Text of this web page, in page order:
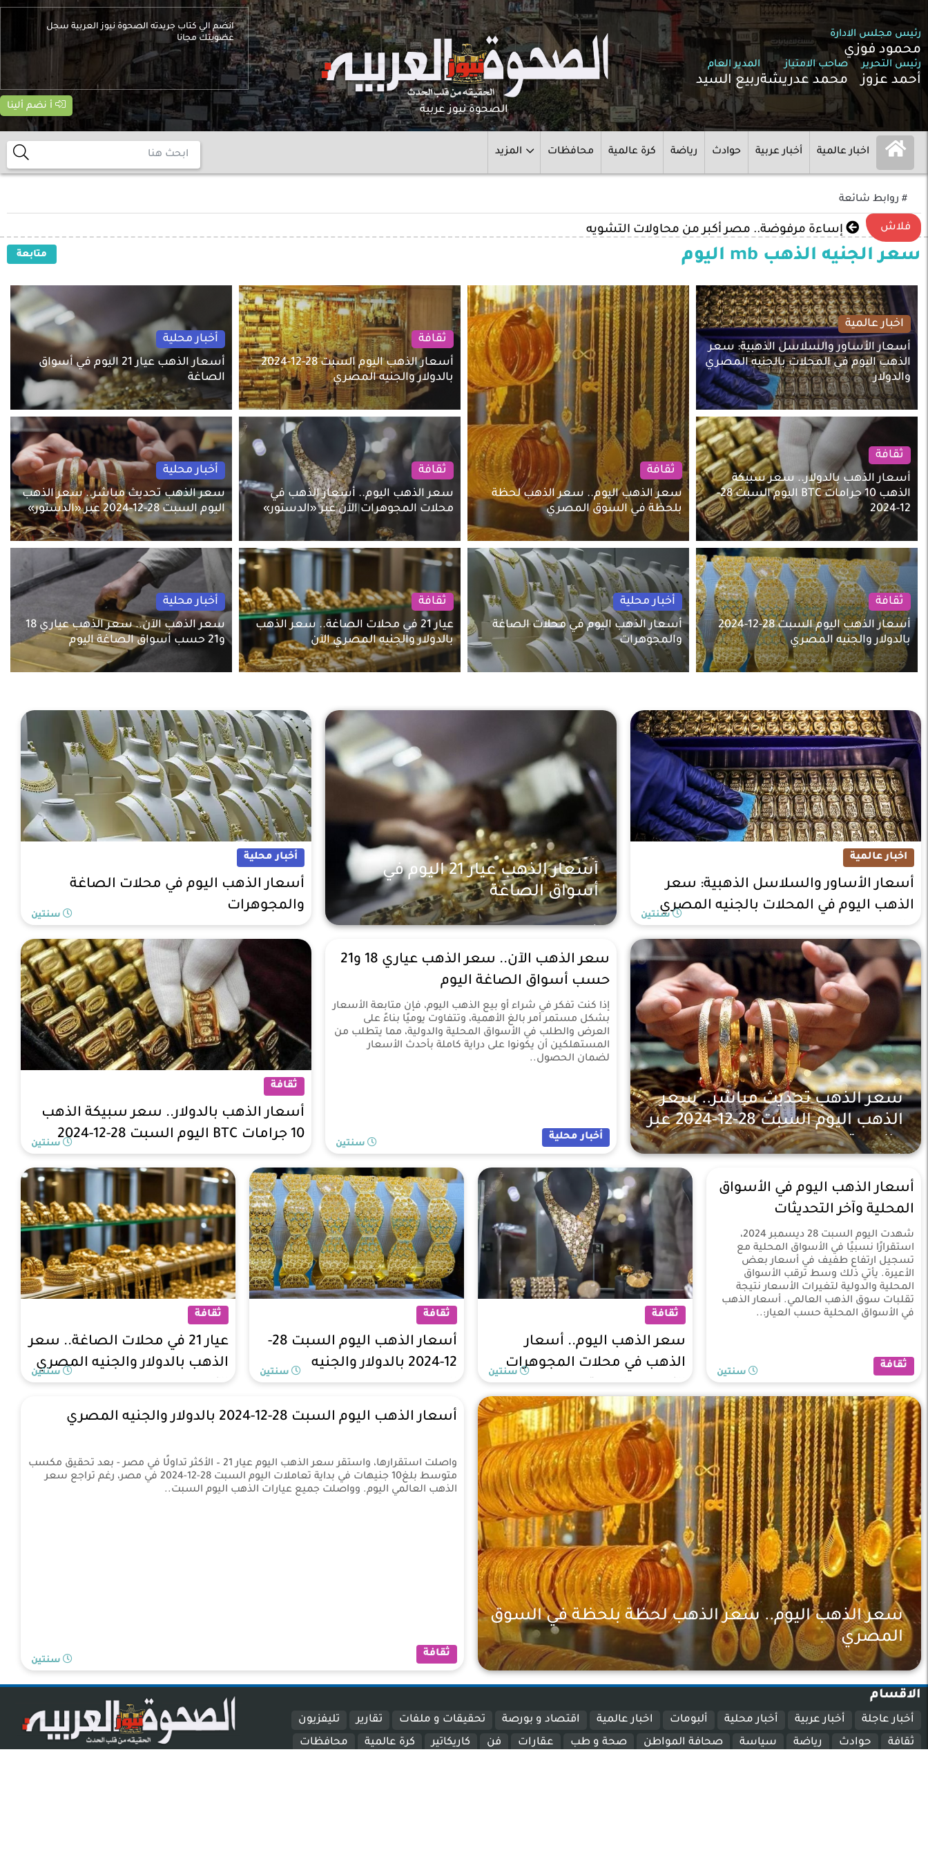
رئيس مجلس الادارة
محمود فوزي
رئيس التحرير
أحمد عزوز
صاحب الامتياز
محمد عدريشة
المدير العام
ربيع السيد
الصحوة نيوز عربية
انضم الي كتاب جريدته الصحوة نيوز العربية سجل
عضويتك مجانا
أ نضم ألينا
اخبار عالمية أخبار عربية حوادث رياضة كرة عالمية محافظات المزيد
# روابط شائعة
فلاش إساءة مرفوضة.. مصر أكبر من محاولات التشويه
سعر الجنيه الذهب mb اليوم متابعة
اخبار عالمية
أسعار الأساور والسلاسل الذهبية: سعر
الذهب اليوم في المحلات بالجنيه المصري
والدولار
ثقافة
أسعار الذهب بالدولار.. سعر سبيكة
الذهب 10 جرامات BTC اليوم السبت 28-
12-2024
ثقافة
أسعار الذهب اليوم السبت 28-12-2024
بالدولار والجنيه المصري
ثقافة
سعر الذهب اليوم.. سعر الذهب لحظة
بلحظة في السوق المصري
أخبار محلية
أسعار الذهب اليوم في محلات الصاغة
والمجوهرات
ثقافة
أسعار الذهب اليوم السبت 28-12-2024
بالدولار والجنيه المصري
ثقافة
سعر الذهب اليوم.. أسعار الذهب في
محلات المجوهرات الآن عبر «الدستور»
ثقافة
عيار 21 في محلات الصاغة.. سعر الذهب
بالدولار والجنيه المصري الآن
أخبار محلية
أسعار الذهب عيار 21 اليوم في أسواق
الصاغة
أخبار محلية
سعر الذهب تحديث مباشر.. سعر الذهب
اليوم السبت 28-12-2024 عبر «الدستور»
أخبار محلية
سعر الذهب الآن.. سعر الذهب عياري 18
و21 حسب أسواق الصاغة اليوم
اخبار عالمية
أسعار الأساور والسلاسل الذهبية: سعر
الذهب اليوم في المحلات بالجنيه المصري
والدولار
سنتين
أخبار محلية
أسعار الذهب عيار 21 اليوم في
أسواق الصاغة
أخبار محلية
أسعار الذهب اليوم في محلات الصاغة
والمجوهرات
سنتين
أخبار محلية
سعر الذهب تحديث مباشر.. سعر
الذهب اليوم السبت 28-12-2024 عبر
«الدستور»
سعر الذهب الآن.. سعر الذهب عياري 18 و21
حسب أسواق الصاغة اليوم
إذا كنت تفكر في شراء أو بيع الذهب اليوم، فإن متابعة الأسعار
بشكل مستمر أمر بالغ الأهمية، وتتفاوت يوميًا بناءً على
العرض والطلب في الأسواق المحلية والدولية، مما يتطلب من
المستهلكين أن يكونوا على دراية كاملة بأحدث الأسعار
لضمان الحصول..
أخبار محلية
سنتين
ثقافة
أسعار الذهب بالدولار.. سعر سبيكة الذهب
10 جرامات BTC اليوم السبت 28-12-2024
سنتين
أسعار الذهب اليوم في الأسواق
المحلية وآخر التحديثات
شهدت اليوم السبت 28 ديسمبر 2024،
استقرارًا نسبيًا في الأسواق المحلية مع
تسجيل ارتفاع طفيف في أسعار بعض
الأعيرة. يأتي ذلك وسط ترقب الأسواق
المحلية والدولية لتغيرات الأسعار نتيجة
تقلبات سوق الذهب العالمي. أسعار الذهب
في الأسواق المحلية حسب العيار:..
ثقافة
سنتين
ثقافة
سعر الذهب اليوم.. أسعار
الذهب في محلات المجوهرات
الآن عبر «الدستور»
سنتين
ثقافة
أسعار الذهب اليوم السبت 28-
12-2024 بالدولار والجنيه
المصري
سنتين
ثقافة
عيار 21 في محلات الصاغة.. سعر
الذهب بالدولار والجنيه المصري
الآن
سنتين
ثقافة
سعر الذهب اليوم.. سعر الذهب لحظة بلحظة في السوق
المصري
أسعار الذهب اليوم السبت 28-12-2024 بالدولار والجنيه المصري
واصلت استقرارها، واستقر سعر الذهب اليوم عيار 21 – الأكثر تداولًا في مصر - بعد تحقيق مكسب
متوسط بلغ10 جنيهات في بداية تعاملات اليوم السبت 28-12-2024 في مصر، رغم تراجع سعر
الذهب العالمي اليوم. وواصلت جميع عيارات الذهب اليوم السبت..
ثقافة
سنتين
الاقسام
أخبار عاجلة أخبار عربية أخبار محلية ألبومات اخبار عالمية اقتصاد و بورصة تحقيقات و ملفات تقارير
تليفزيون
ثقافة
حوادث رياضة سياسة صحافة المواطن صحة و طب عقارات فن كاريكاتير كرة عالمية
محافظات